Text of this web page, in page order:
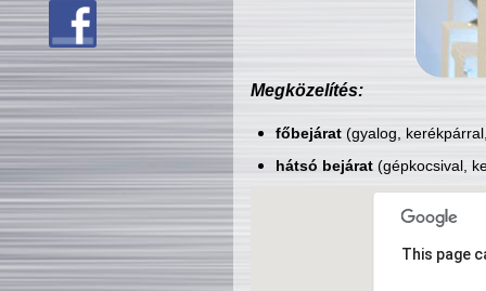
Megközelítés:
főbejárat(gyalog,
hátsó bejárat(gépkocsival,
This page